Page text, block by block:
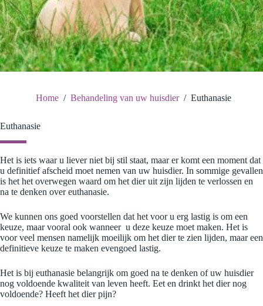
Home / Behandeling van uw huisdier / Euthanasie
Euthanasie
Het is iets waar u liever niet bij stil staat, maar er komt een moment dat
u definitief afscheid moet nemen van uw huisdier. In sommige gevallen
is het het overwegen waard om het dier uit zijn lijden te verlossen en
na te denken over euthanasie.
We kunnen ons goed voorstellen dat het voor u erg lastig is om een
keuze, maar vooral ook wanneer u deze keuze moet maken. Het is
voor veel mensen namelijk moeilijk om het dier te zien lijden, maar een
definitieve keuze te maken evengoed lastig.
Het is bij euthanasie belangrijk om goed na te denken of uw huisdier
nog voldoende kwaliteit van leven heeft. Eet en drinkt het dier nog
voldoende? Heeft het dier pijn?